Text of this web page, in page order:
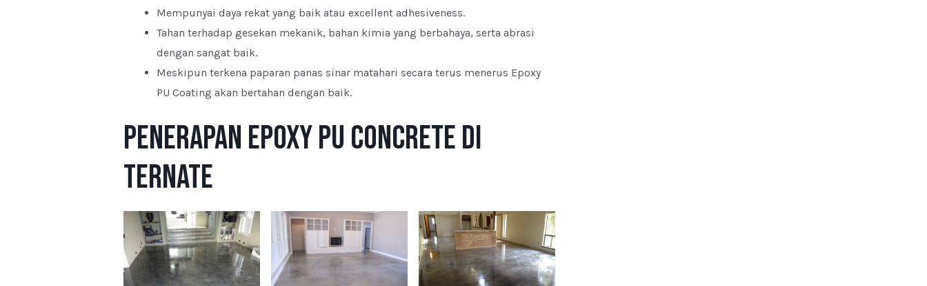
Mempunyai daya rekat yang baik atau excellent adhesiveness.
Tahan terhadap gesekan mekanik, bahan kimia yang berbahaya, serta abrasi
dengan sangat baik.
Meskipun terkena paparan panas sinar matahari secara terus menerus Epoxy
PU Coating akan bertahan dengan baik.
Penerapan Epoxy PU Concrete di
Ternate